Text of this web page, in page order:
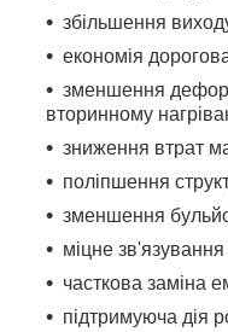
збільшення
економія
зменшення
вторинному
зниження втрат
поліпшення
зменшення
міцне
часткова заміна
підтримуюча дія